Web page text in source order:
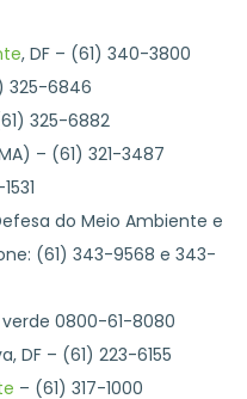
, DF – (61) 340-3800
325-6846
325-6882
– (61) 321-3487
do Meio Ambiente e
(61) 343-9568 e 343-
verde 0800-61-8080
DF – (61) 223-6155
– (61) 317-1000